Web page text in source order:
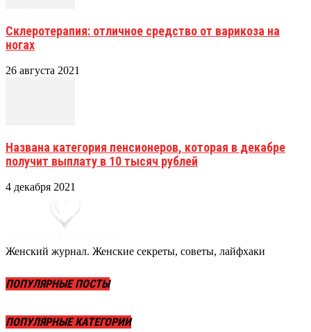
Склеротерапия: отличное средство от варикоза на
ногах
26 августа 2021
Названа категория пенсионеров, которая в декабре
получит выплату в 10 тысяч рублей
4 декабря 2021
Женский журнал. Женские секреты, советы, лайфхаки
ПОПУЛЯРНЫЕ ПОСТЫ
ПОПУЛЯРНЫЕ КАТЕГОРИИ